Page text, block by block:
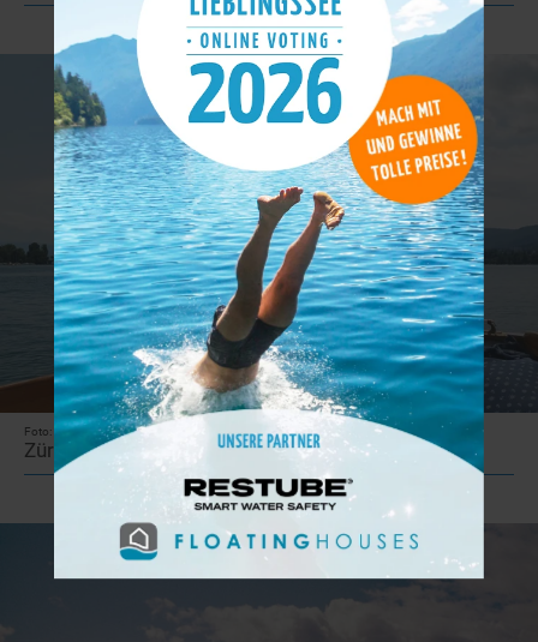
Foto: unsplash.com
Zürichsee